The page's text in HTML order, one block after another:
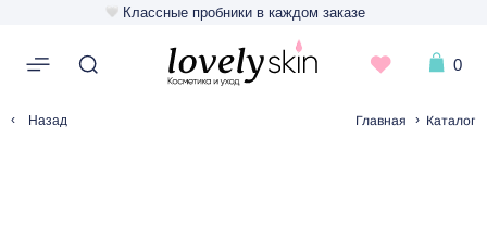
Классные пробники в каждом заказе
Назад Главная › Каталог
‹